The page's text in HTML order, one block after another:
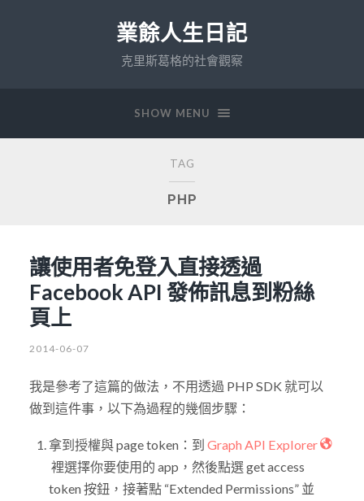
業餘人生日記
克里斯葛格的社會觀察
SHOW MENU
TAG
PHP
讓使用者免登入直接透過
Facebook API 發佈訊息到粉絲
頁上
2014-06-07
我是參考了這篇的做法，不用透過 PHP SDK 就可以
做到這件事，以下為過程的幾個步驟：
拿到授權與 page token：到Graph API Explorer
裡選擇你要使用的 app，然後點選 get access
token 按鈕，接著點 “Extended Permissions” 並